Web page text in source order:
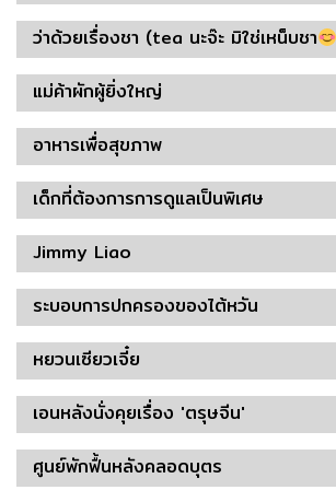
ว่าด้วยเรื่องชา (tea นะจ๊ะ มิใช่เหน็บชา
แม่ค้าผักผู้ยิ่งใหญ่
อาหารเพื่อสุขภาพ
เด็กที่ต้องการการดูแลเป็นพิเศษ
Jimmy Liao
ระบอบการปกครองของไต้หวัน
หยวนเซียวเจี๋ย
เอนหลังนั่งคุยเรื่อง 'ตรุษจีน'
ศูนย์พักฟื้นหลังคลอดบุตร